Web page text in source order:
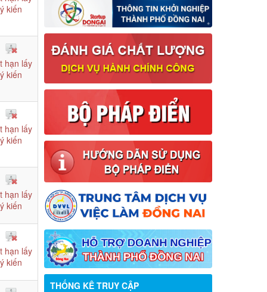
ý kiến
hạn lấy
ý kiến
hạn lấy
ý kiến
hạn lấy
ý kiến
hạn lấy
ý kiến
THỐNG KÊ TRUY CẬP
Thông báo về việc tuyển dụng viên
chức năm 2026